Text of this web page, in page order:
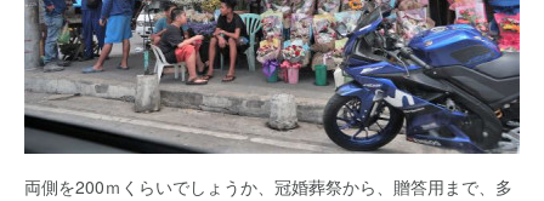
両側を200ｍくらいでしょうか、冠婚葬祭から、贈答用まで、多